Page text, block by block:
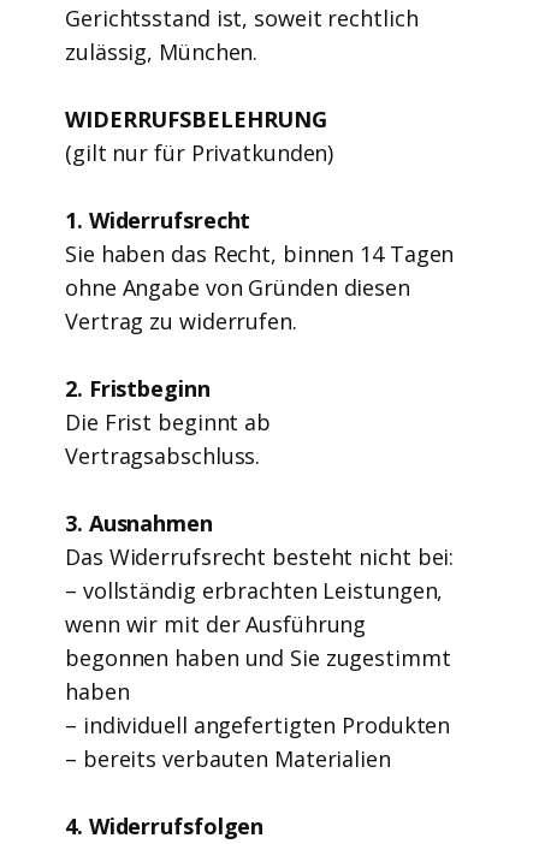
Gerichtsstand ist, soweit rechtlich
zulässig, München.
WIDERRUFSBELEHRUNG
(gilt nur für Privatkunden)
1. Widerrufsrecht
Sie haben das Recht, binnen 14 Tagen
ohne Angabe von Gründen diesen
Vertrag zu widerrufen.
2. Fristbeginn
Die Frist beginnt ab
Vertragsabschluss.
3. Ausnahmen
Das Widerrufsrecht besteht nicht bei:
– vollständig erbrachten Leistungen,
wenn wir mit der Ausführung
begonnen haben und Sie zugestimmt
haben
– individuell angefertigten Produkten
– bereits verbauten Materialien
4. Widerrufsfolgen